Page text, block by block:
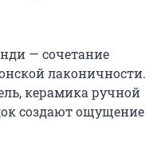
— сочетание
лаконичности.
керамика ручной
создают ощущение